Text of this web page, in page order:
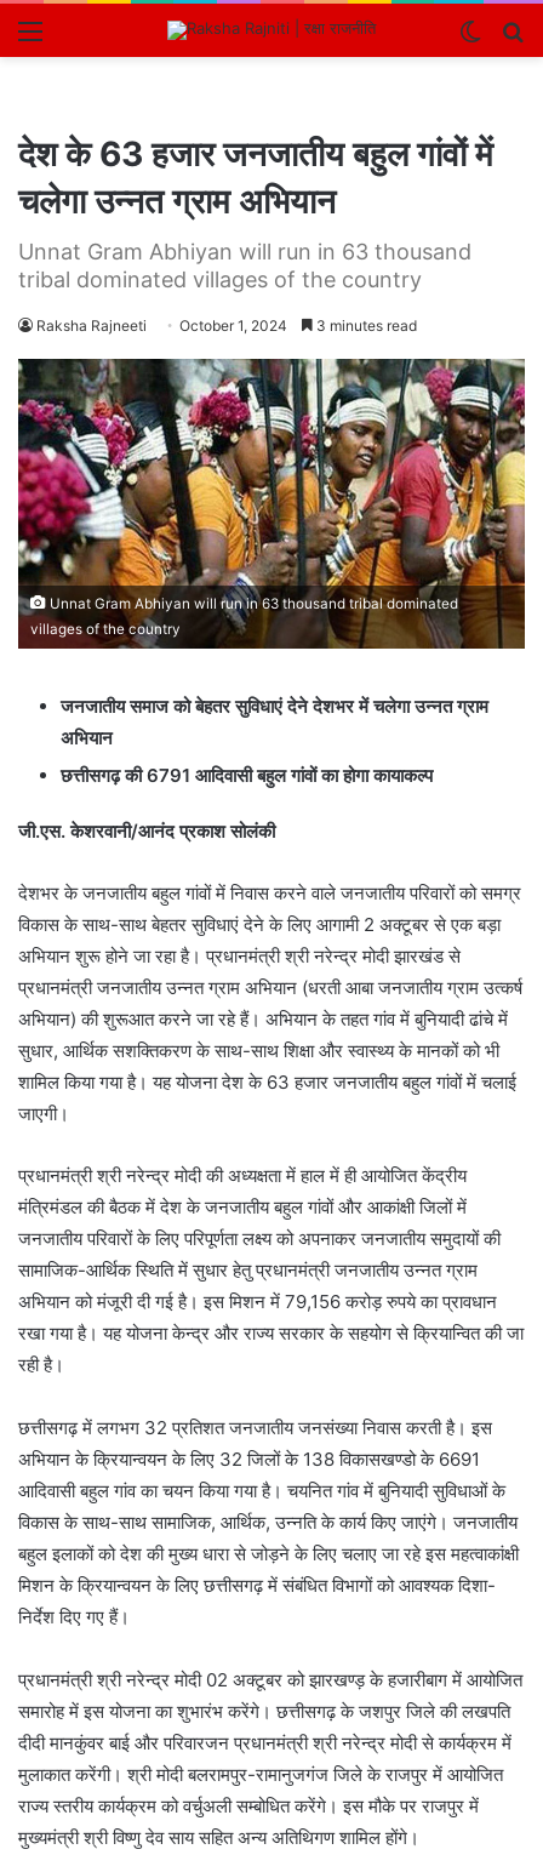
Menu
Switch
देश के 63 हजार जनजातीय बहुल गांवों में
चलेगा उन्नत ग्राम अभियान
Unnat Gram Abhiyan will run in 63 thousand
tribal dominated villages of the country
Raksha Rajneeti October 1, 2024 3 minutes read
Unnat Gram Abhiyan will run in 63 thousand tribal dominated
villages of the country
जनजातीय समाज को बेहतर सुविधाएं देने देशभर में चलेगा उन्नत ग्राम
अभियान
छत्तीसगढ़ की 6791 आदिवासी बहुल गांवों का होगा कायाकल्प
जी.एस. केशरवानी/आनंद प्रकाश सोलंकी
देशभर के जनजातीय बहुल गांवों में निवास करने वाले जनजातीय परिवारों को समग्र
विकास के साथ-साथ बेहतर सुविधाएं देने के लिए आगामी 2 अक्टूबर से एक बड़ा
अभियान शुरू होने जा रहा है। प्रधानमंत्री श्री नरेन्द्र मोदी झारखंड से
प्रधानमंत्री जनजातीय उन्नत ग्राम अभियान (धरती आबा जनजातीय ग्राम उत्कर्ष
अभियान) की शुरूआत करने जा रहे हैं। अभियान के तहत गांव में बुनियादी ढांचे में
सुधार, आर्थिक सशक्तिकरण के साथ-साथ शिक्षा और स्वास्थ्य के मानकों को भी
शामिल किया गया है। यह योजना देश के 63 हजार जनजातीय बहुल गांवों में चलाई
जाएगी।
प्रधानमंत्री श्री नरेन्द्र मोदी की अध्यक्षता में हाल में ही आयोजित केंद्रीय
मंत्रिमंडल की बैठक में देश के जनजातीय बहुल गांवों और आकांक्षी जिलों में
जनजातीय परिवारों के लिए परिपूर्णता लक्ष्य को अपनाकर जनजातीय समुदायों की
सामाजिक-आर्थिक स्थिति में सुधार हेतु प्रधानमंत्री जनजातीय उन्नत ग्राम
अभियान को मंजूरी दी गई है। इस मिशन में 79,156 करोड़ रुपये का प्रावधान
रखा गया है। यह योजना केन्द्र और राज्य सरकार के सहयोग से क्रियान्वित की जा
रही है।
छत्तीसगढ़ में लगभग 32 प्रतिशत जनजातीय जनसंख्या निवास करती है। इस
अभियान के क्रियान्वयन के लिए 32 जिलों के 138 विकासखण्डो के 6691
आदिवासी बहुल गांव का चयन किया गया है। चयनित गांव में बुनियादी सुविधाओं के
विकास के साथ-साथ सामाजिक, आर्थिक, उन्नति के कार्य किए जाएंगे। जनजातीय
बहुल इलाकों को देश की मुख्य धारा से जोड़ने के लिए चलाए जा रहे इस महत्वाकांक्षी
मिशन के क्रियान्वयन के लिए छत्तीसगढ़ में संबंधित विभागों को आवश्यक दिशा-
निर्देश दिए गए हैं।
प्रधानमंत्री श्री नरेन्द्र मोदी 02 अक्टूबर को झारखण्ड़ के हजारीबाग में आयोजित
समारोह में इस योजना का शुभारंभ करेंगे। छत्तीसगढ़ के जशपुर जिले की लखपति
दीदी मानकुंवर बाई और परिवारजन प्रधानमंत्री श्री नरेन्द्र मोदी से कार्यक्रम में
मुलाकात करेंगी। श्री मोदी बलरामपुर-रामानुजगंज जिले के राजपुर में आयोजित
राज्य स्तरीय कार्यक्रम को वर्चुअली सम्बोधित करेंगे। इस मौके पर राजपुर में
मुख्यमंत्री श्री विष्णु देव साय सहित अन्य अतिथिगण शामिल होंगे।